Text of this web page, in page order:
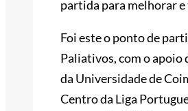
partida para melhorar
Foi este o ponto de
Paliativos, com o apoio
da Universidade de
Centro da Liga